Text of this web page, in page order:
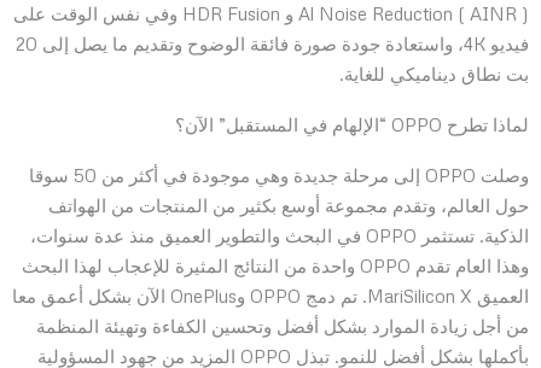
( Al Noise Reduction ( AINR و HDR Fusion وفي نفس الوقت على
فيديو 4K، واستعادة جودة صورة فائقة الوضوح وتقديم ما يصل إلى 20
بت نطاق ديناميكي للغاية.
لماذا تطرح OPPO “الإلهام في المستقبل” الآن؟
وصلت OPPO إلى مرحلة جديدة وهي موجودة في أكثر من 50 سوقا
حول العالم، وتقدم مجموعة أوسع بكثير من المنتجات من الهواتف
الذكية. تستثمر OPPO في البحث والتطوير العميق منذ عدة سنوات،
وهذا العام تقدم OPPO واحدة من النتائج المثيرة للإعجاب لهذا البحث
العميق MariSilicon X. تم دمج OPPO وOnePlus الآن بشكل أعمق معا
من أجل زيادة الموارد بشكل أفضل وتحسين الكفاءة وتهيئة المنظمة
بأكملها بشكل أفضل للنمو. تبذل OPPO المزيد من جهود المسؤولية